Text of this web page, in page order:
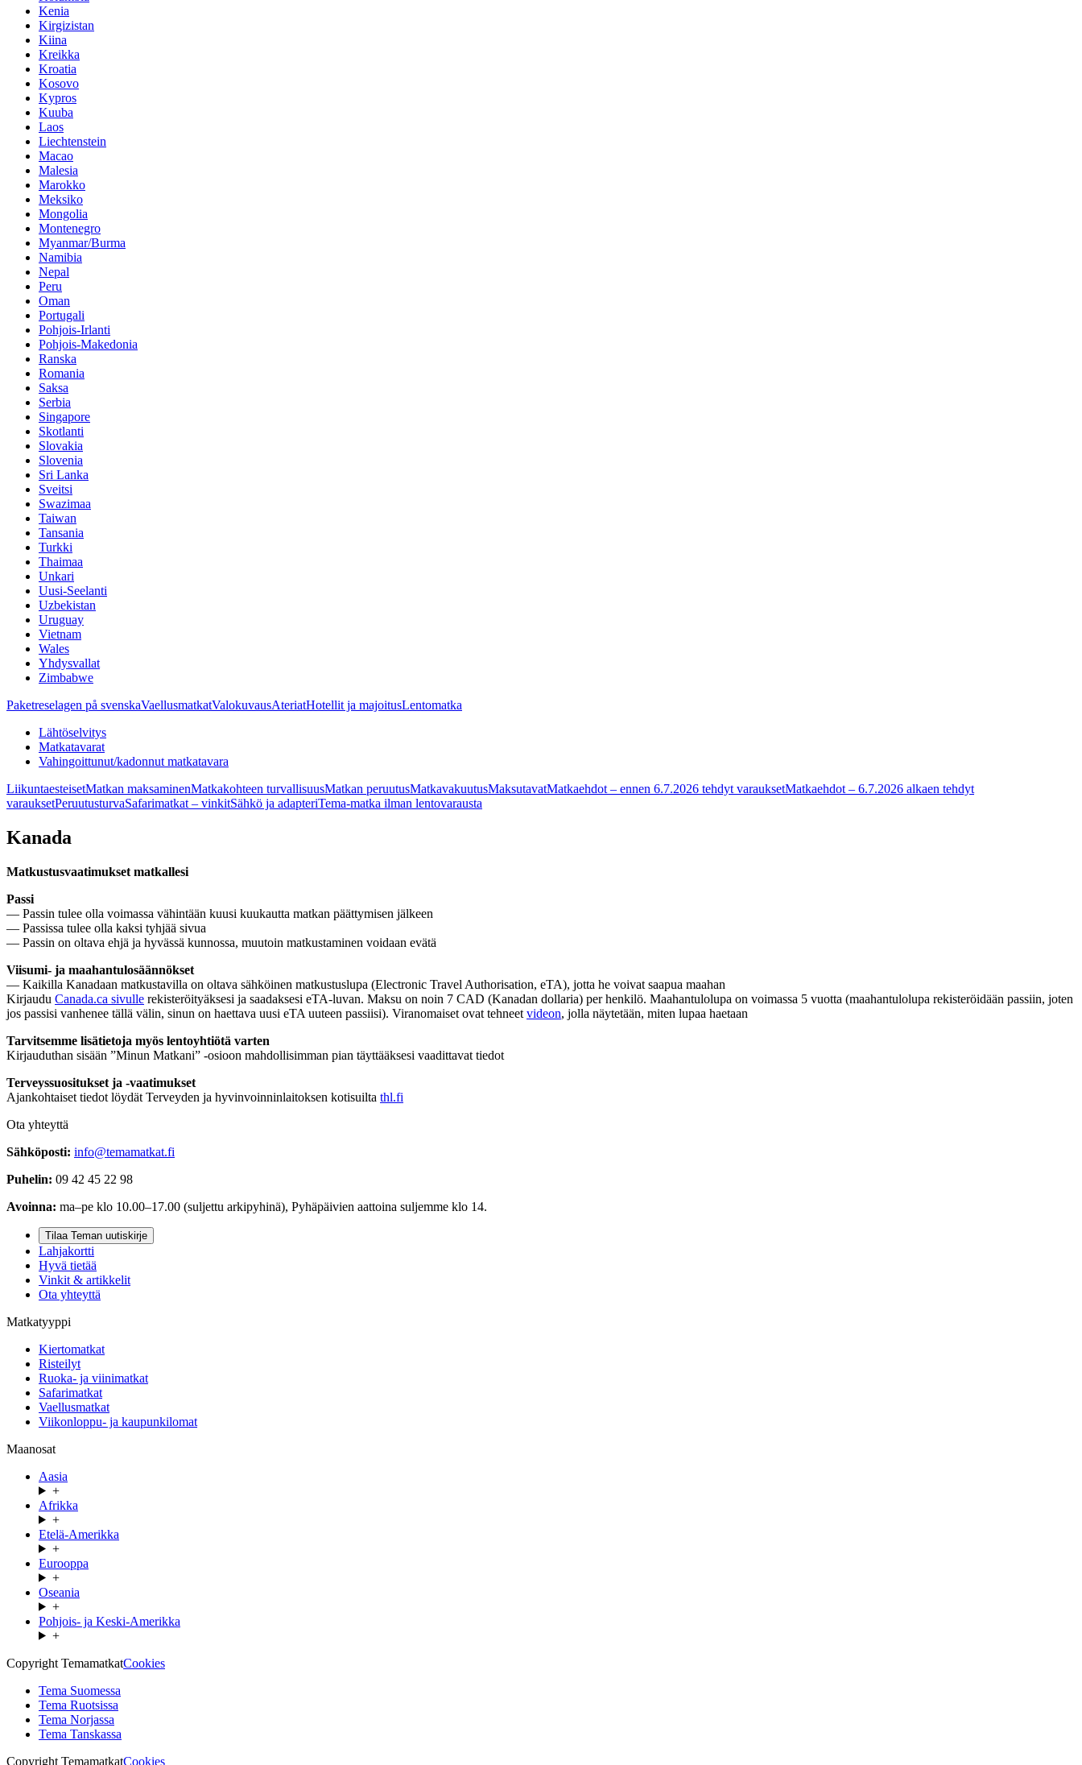
Kenia
Kirgizistan
Kiina
Kreikka
Kroatia
Kosovo
Kypros
Kuuba
Laos
Liechtenstein
Macao
Malesia
Marokko
Meksiko
Mongolia
Montenegro
Myanmar/Burma
Namibia
Nepal
Peru
Oman
Portugali
Pohjois-Irlanti
Pohjois-Makedonia
Ranska
Romania
Saksa
Serbia
Singapore
Skotlanti
Slovakia
Slovenia
Sri Lanka
Sveitsi
Swazimaa
Taiwan
Tansania
Turkki
Thaimaa
Unkari
Uusi-Seelanti
Uzbekistan
Uruguay
Vietnam
Wales
Yhdysvallat
Zimbabwe
Paketreselagen på svenskaVaellusmatkatValokuvausAteriatHotellit ja majoitusLentomatka
Lähtöselvitys
Matkatavarat
Vahingoittunut/kadonnut matkatavara
LiikuntaesteisetMatkan maksaminenMatkakohteen turvallisuusMatkan peruutusMatkavakuutusMaksutavatMatkaehdot – ennen 6.7.2026 tehdyt varauksetMatkaehdot – 6.7.2026 alkaen tehdyt
varauksetPeruutusturvaSafarimatkat – vinkitSähkö ja adapteriTema-matka ilman lentovarausta
Kanada
Matkustusvaatimukset matkallesi
Passi
— Passin tulee olla voimassa vähintään kuusi kuukautta matkan päättymisen jälkeen
— Passissa tulee olla kaksi tyhjää sivua
— Passin on oltava ehjä ja hyvässä kunnossa, muutoin matkustaminen voidaan evätä
Viisumi- ja maahantulosäännökset
— Kaikilla Kanadaan matkustavilla on oltava sähköinen matkustuslupa (Electronic Travel Authorisation, eTA), jotta he voivat saapua maahan
Kirjaudu Canada.ca sivulle rekisteröityäksesi ja saadaksesi eTA-luvan. Maksu on noin 7 CAD (Kanadan dollaria) per henkilö. Maahantulolupa on voimassa 5 vuotta (maahantulolupa rekisteröidään passiin, joten
jos passisi vanhenee tällä välin, sinun on haettava uusi eTA uuteen passiisi). Viranomaiset ovat tehneet videon, jolla näytetään, miten lupaa haetaan
Tarvitsemme lisätietoja myös lentoyhtiötä varten
Kirjauduthan sisään ”Minun Matkani” -osioon mahdollisimman pian täyttääksesi vaadittavat tiedot
Terveyssuositukset ja -vaatimukset
Ajankohtaiset tiedot löydät Terveyden ja hyvinvoinninlaitoksen kotisuilta thl.fi
Ota yhteyttä
Sähköposti: info@temamatkat.fi
Puhelin: 09 42 45 22 98
Avoinna: ma–pe klo 10.00–17.00 (suljettu arkipyhinä), Pyhäpäivien aattoina suljemme klo 14.
Tilaa Teman uutiskirje
Lahjakortti
Hyvä tietää
Vinkit & artikkelit
Ota yhteyttä
Matkatyyppi
Kiertomatkat
Risteilyt
Ruoka- ja viinimatkat
Safarimatkat
Vaellusmatkat
Viikonloppu- ja kaupunkilomat
Maanosat
Aasia
+
Afrikka
+
Etelä-Amerikka
+
Eurooppa
+
Oseania
+
Pohjois- ja Keski-Amerikka
+
Copyright TemamatkatCookies
Tema Suomessa
Tema Ruotsissa
Tema Norjassa
Tema Tanskassa
Copyright TemamatkatCookies